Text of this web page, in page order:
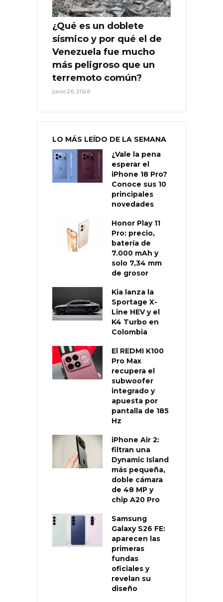
¿Qué es un doblete
sísmico y por qué el de
Venezuela fue mucho
más peligroso que un
terremoto común?
junio 26, 2026
LO MÁS LEÍDO DE LA SEMANA
¿Vale la pena
esperar el
iPhone 18 Pro?
Conoce sus 10
principales
novedades
Honor Play 11
Pro: precio,
batería de
7.000 mAh y
solo 7,34 mm
de grosor
Kia lanza la
Sportage X-
Line HEV y el
K4 Turbo en
Colombia
El REDMI K100
Pro Max
recupera el
subwoofer
integrado y
apuesta por
pantalla de 185
Hz
iPhone Air 2:
filtran una
Dynamic Island
más pequeña,
doble cámara
de 48 MP y
chip A20 Pro
Samsung
Galaxy S26 FE:
aparecen las
primeras
fundas
oficiales y
revelan su
diseño